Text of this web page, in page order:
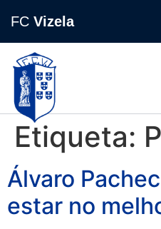
FC Vizela
Etiqueta:
Álvaro
estar no